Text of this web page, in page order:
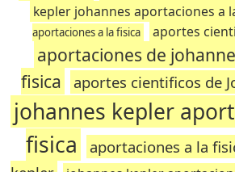
kepler johannes aportaciones a
aportaciones a la fisica
aportes
aportaciones de
fisica
aportes cientificos de
johannes kepler
fisica
aportaciones a la